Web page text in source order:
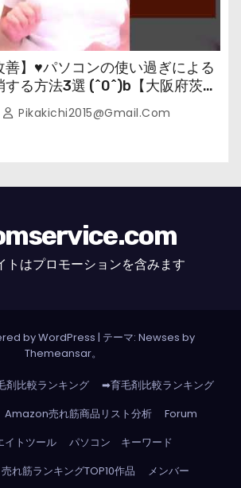
善】♥パソコンの使い過ぎによる
する方法3選 (^0^)b【大阪府茨木
灸・整体師が教えます。】
Pikakichi2015@gmail.com
トはプロモーションを含みます
by WordPress | テーマ: Newses by
Themeansar。
剤比較ランキング
➡育毛剤比較ランキング
Amazon売れ筋商品リスト分析
Forum
イトツール
パソコン キーワード
れ筋ランキングTOP10作品
メンバー